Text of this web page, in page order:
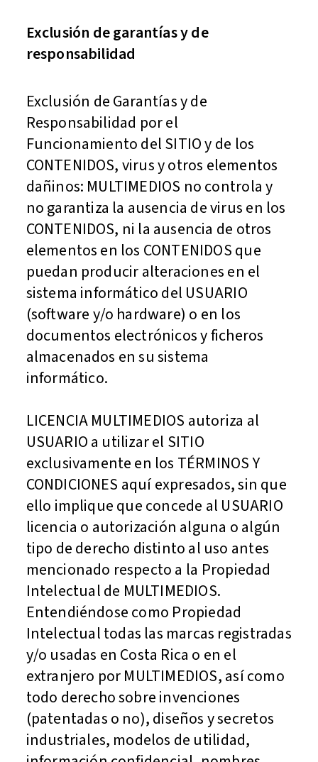
Exclusión de garantías y de
responsabilidad
Exclusión de Garantías y de
Responsabilidad por el
Funcionamiento del SITIO y de los
CONTENIDOS, virus y otros elementos
dañinos: MULTIMEDIOS no controla y
no garantiza la ausencia de virus en los
CONTENIDOS, ni la ausencia de otros
elementos en los CONTENIDOS que
puedan producir alteraciones en el
sistema informático del USUARIO
(software y/o hardware) o en los
documentos electrónicos y ficheros
almacenados en su sistema
informático.
LICENCIA MULTIMEDIOS autoriza al
USUARIO a utilizar el SITIO
exclusivamente en los TÉRMINOS Y
CONDICIONES aquí expresados, sin que
ello implique que concede al USUARIO
licencia o autorización alguna o algún
tipo de derecho distinto al uso antes
mencionado respecto a la Propiedad
Intelectual de MULTIMEDIOS.
Entendiéndose como Propiedad
Intelectual todas las marcas registradas
y/o usadas en Costa Rica o en el
extranjero por MULTIMEDIOS, así como
todo derecho sobre invenciones
(patentadas o no), diseños y secretos
industriales, modelos de utilidad,